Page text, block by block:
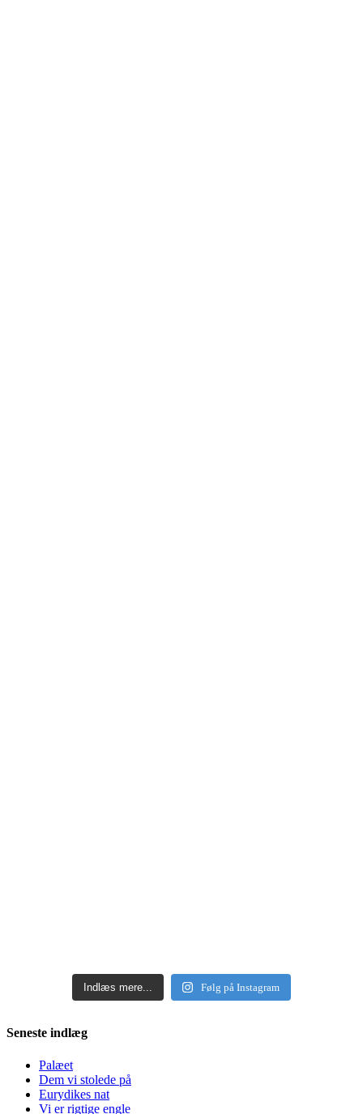
Indlæs mere... Følg på Instagram
Seneste indlæg
Palæet
Dem vi stolede på
Eurydikes nat
Vi er rigtige engle